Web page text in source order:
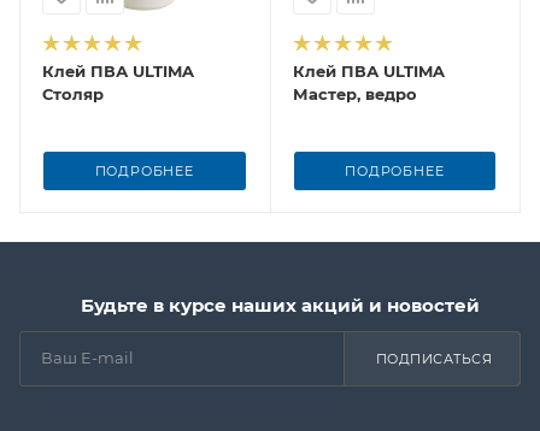
Клей ПВА ULTIMA
Столяр
ПОДРОБНЕЕ
Клей ПВА ULTIMA
Мастер, ведро
ПОДРОБНЕЕ
Будьте в курсе наших акций и новостей
ПОДПИСАТЬСЯ